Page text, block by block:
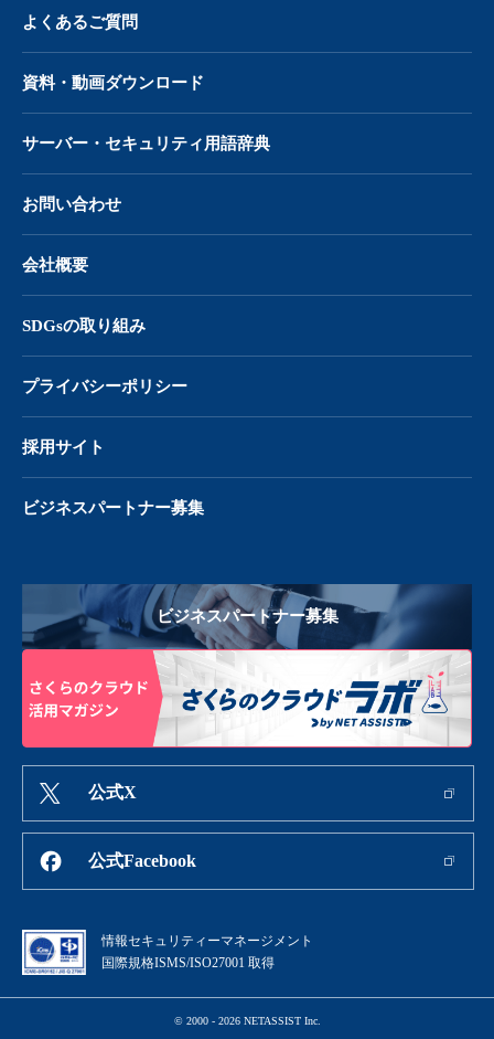
よくあるご質問
資料・動画ダウンロード
サーバー・ セキュリティ用語辞典
お問い合わせ
会社概要
SDGsの取り組み
プライバシーポリシー
採用サイト
ビジネスパートナー募集
ビジネスパートナー募集
公式X
公式Facebook
情報セキュリティーマネージメント
国際規格ISMS/ISO27001 取得
© 2000 - 2026 NETASSIST Inc.